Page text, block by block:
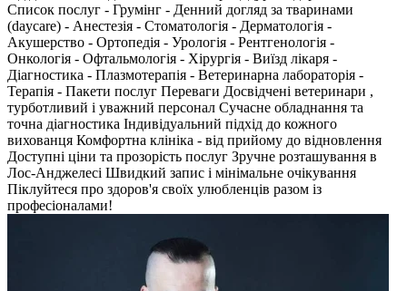
Список послуг - Грумінг - Денний догляд за тваринами
(daycare) - Анестезія - Стоматологія - Дерматологія -
Акушерство - Ортопедія - Урологія - Рентгенологія -
Онкологія - Офтальмологія - Хірургія - Виїзд лікаря -
Діагностика - Плазмотерапія - Ветеринарна лабораторія -
Терапія - Пакети послуг Переваги Досвідчені ветеринари ,
турботливий і уважний персонал Сучасне обладнання та
точна діагностика Індивідуальний підхід до кожного
вихованця Комфортна клініка - від прийому до відновлення
Доступні ціни та прозорість послуг Зручне розташування в
Лос-Анджелесі Швидкий запис і мінімальне очікування
Піклуйтеся про здоров'я своїх улюбленців разом із
професіоналами!